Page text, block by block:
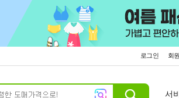
로그인 회
서